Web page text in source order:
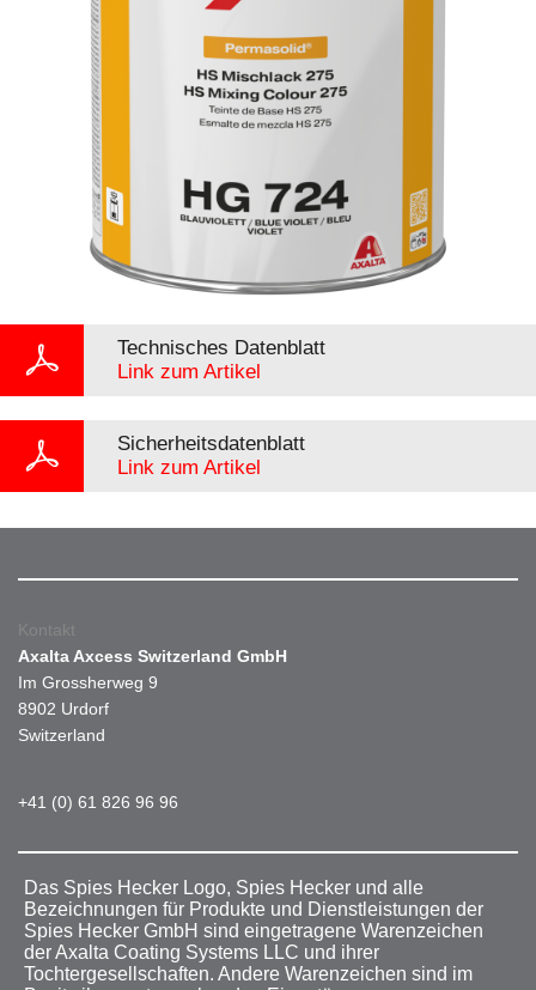
Technisches Datenblatt
Link zum Artikel
Sicherheitsdatenblatt
Link zum Artikel
Kontakt
Axalta Axcess Switzerland GmbH
Im Grossherweg 9
8902 Urdorf
Switzerland
+41 (0) 61 826 96 96
Das Spies Hecker Logo, Spies Hecker und alle
Bezeichnungen für Produkte und Dienstleistungen der
Spies Hecker GmbH sind eingetragene Warenzeichen
der Axalta Coating Systems LLC und ihrer
Tochtergesellschaften. Andere Warenzeichen sind im